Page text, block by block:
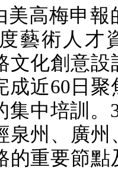
美高梅申
藝術人才
文化創意
成近60 日聚
中培訓。
泉州、廣州
的重要節點